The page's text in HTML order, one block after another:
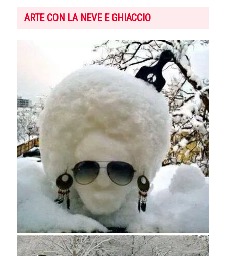
ARTE CON LA NEVE E GHIACCIO